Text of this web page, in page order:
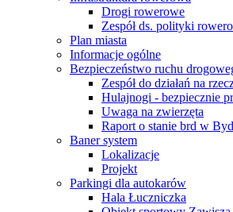
Drogi rowerowe
Zespół ds. polityki
Plan miasta
Informacje ogólne
Bezpieczeństwo ruchu
Zespół do działań na
Hulajnogi - bezpiecznie
Uwaga na zwierzęta
Raport o stanie brd w
Baner system
Lokalizacje
Projekt
Parkingi dla autokarów
Hala Łuczniczka